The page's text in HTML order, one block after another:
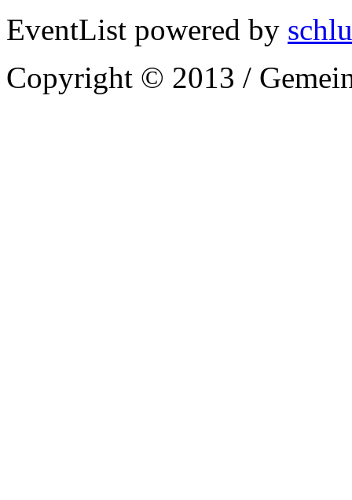
EventList powered by
Copyright © 2013 /